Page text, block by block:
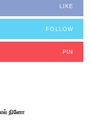
LIKE
FOLLOW
PIN
எல் நினோ